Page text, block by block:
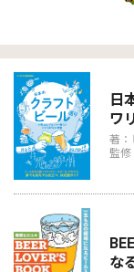
日
ワ
著：
監修
な